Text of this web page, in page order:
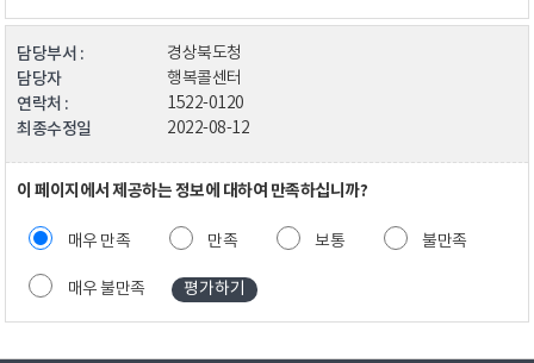
담당부서 : 경상북도청
담당자 행복콜센터
연락처 : 1522-0120
최종수정일 2022-08-12
이 페이지에서 제공하는 정보에 대하여 만족하십니까?
매우 만족 만족 보통 불만족
매우 불만족